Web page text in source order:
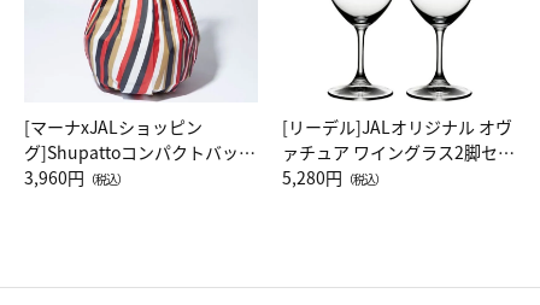
[マーナxJALショッピン
グ]Shupattoコンパクトバッグ
Drop JAL客室乗務員（LC）ス
3,960円 （税込）
[リーデル]JALオリジナル オヴ
ァチュア ワイングラス2脚セッ
ト（レッドワイン）
5,280円 （税込）